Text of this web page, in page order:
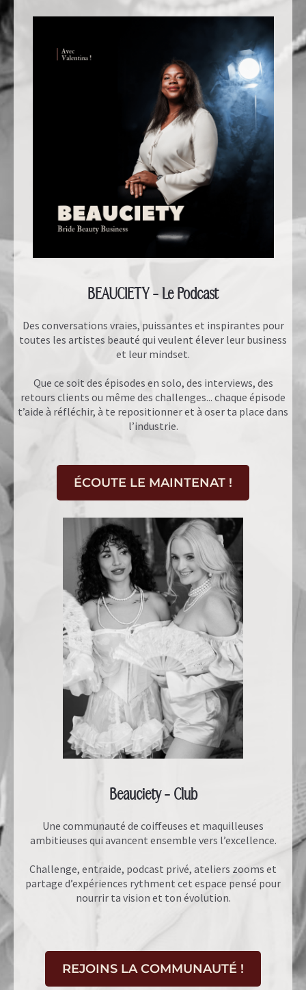
BEAUCIETY - Le Podcast
Des conversations vraies, puissantes et inspirantes pour
toutes les artistes beauté qui veulent élever leur business
et leur mindset.
Que ce soit des épisodes en solo, des interviews, des
retours clients ou même des challenges... chaque épisode
t’aide à réfléchir, à te repositionner et à oser ta place dans
l’industrie.
ÉCOUTE LE MAINTENAT !
Beauciety - Club
Une communauté de coiffeuses et maquilleuses
ambitieuses qui avancent ensemble vers l’excellence.
Challenge, entraide, podcast privé, ateliers zooms et
partage d’expériences rythment cet espace pensé pour
nourrir ta vision et ton évolution.
REJOINS LA COMMUNAUTÉ !